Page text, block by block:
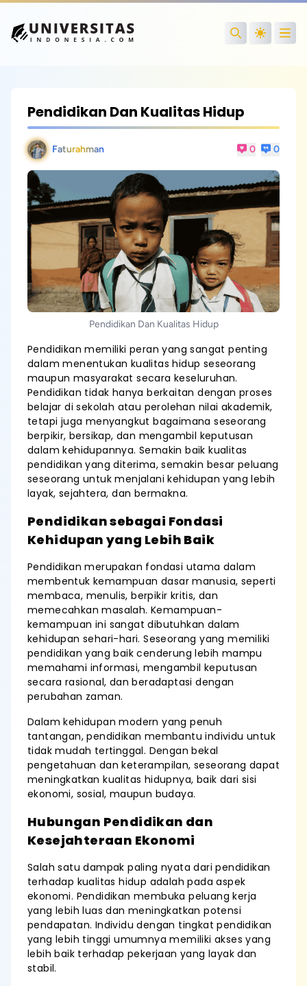
Search
Pendidikan Dan Kualitas Hidup
Faturahman 0 0
Pendidikan Dan Kualitas Hidup
Pendidikan memiliki peran yang sangat penting
dalam menentukan kualitas hidup seseorang
maupun masyarakat secara keseluruhan.
Pendidikan tidak hanya berkaitan dengan proses
belajar di sekolah atau perolehan nilai akademik,
tetapi juga menyangkut bagaimana seseorang
berpikir, bersikap, dan mengambil keputusan
dalam kehidupannya. Semakin baik kualitas
pendidikan yang diterima, semakin besar peluang
seseorang untuk menjalani kehidupan yang lebih
layak, sejahtera, dan bermakna.
Pendidikan sebagai Fondasi
Kehidupan yang Lebih Baik
Pendidikan merupakan fondasi utama dalam
membentuk kemampuan dasar manusia, seperti
membaca, menulis, berpikir kritis, dan
memecahkan masalah. Kemampuan-
kemampuan ini sangat dibutuhkan dalam
kehidupan sehari-hari. Seseorang yang memiliki
pendidikan yang baik cenderung lebih mampu
memahami informasi, mengambil keputusan
secara rasional, dan beradaptasi dengan
perubahan zaman.
Dalam kehidupan modern yang penuh
tantangan, pendidikan membantu individu untuk
tidak mudah tertinggal. Dengan bekal
pengetahuan dan keterampilan, seseorang dapat
meningkatkan kualitas hidupnya, baik dari sisi
ekonomi, sosial, maupun budaya.
Hubungan Pendidikan dan
Kesejahteraan Ekonomi
Salah satu dampak paling nyata dari pendidikan
terhadap kualitas hidup adalah pada aspek
ekonomi. Pendidikan membuka peluang kerja
yang lebih luas dan meningkatkan potensi
pendapatan. Individu dengan tingkat pendidikan
yang lebih tinggi umumnya memiliki akses yang
lebih baik terhadap pekerjaan yang layak dan
stabil.